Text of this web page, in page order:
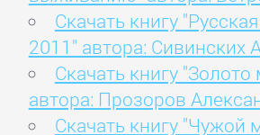
Скачать книгу
2011" автора: Сивинских
Скачать книгу
автора: Прозоров
Скачать книгу "Чужой